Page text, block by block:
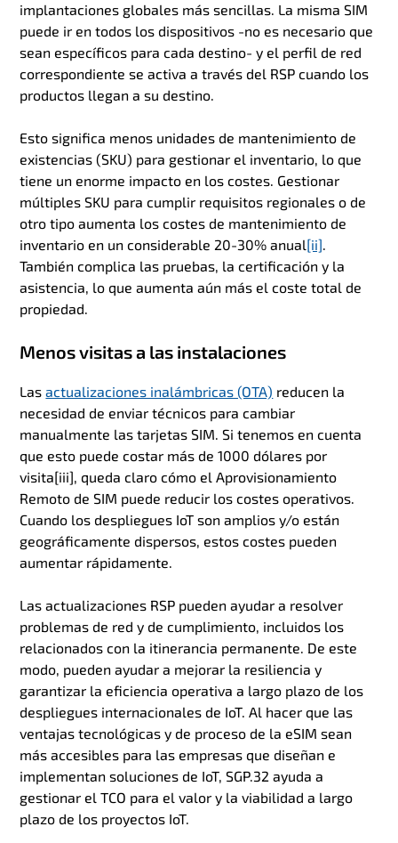
implantaciones globales más sencillas. La misma SIM
puede ir en todos los dispositivos -no es necesario que
sean específicos para cada destino- y el perfil de red
correspondiente se activa a través del RSP cuando los
productos llegan a su destino.
Esto significa menos unidades de mantenimiento de
existencias (SKU) para gestionar el inventario, lo que
tiene un enorme impacto en los costes. Gestionar
múltiples SKU para cumplir requisitos regionales o de
otro tipo aumenta los costes de mantenimiento de
inventario en un considerable 20-30% anual[ii].
También complica las pruebas, la certificación y la
asistencia, lo que aumenta aún más el coste total de
propiedad.
Menos visitas a las instalaciones
Lasactualizaciones inalámbricas (OTA) reducen la
necesidad de enviar técnicos para cambiar
manualmente las tarjetas SIM. Si tenemos en cuenta
que esto puede costar más de 1000 dólares por
visita[iii], queda claro cómo el Aprovisionamiento
Remoto de SIM puede reducir los costes operativos.
Cuando los despliegues IoT son amplios y/o están
geográficamente dispersos, estos costes pueden
aumentar rápidamente.
Las actualizaciones RSP pueden ayudar a resolver
problemas de red y de cumplimiento, incluidos los
relacionados con la itinerancia permanente. De este
modo, pueden ayudar a mejorar la resiliencia y
garantizar la eficiencia operativa a largo plazo de los
despliegues internacionales de IoT.Al hacer que las
ventajas tecnológicas y de proceso de la eSIM sean
más accesibles para las empresas que diseñan e
implementan soluciones de IoT, SGP.32 ayuda a
gestionar el TCO para el valor y la viabilidad a largo
plazo de los proyectos IoT.